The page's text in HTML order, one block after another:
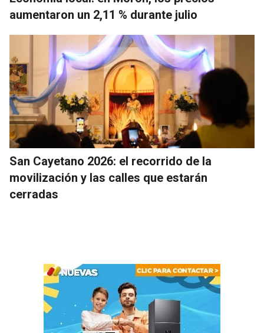
aumentaron un 2,11 % durante julio
San Cayetano 2026: el recorrido de la
movilización y las calles que estarán
cerradas